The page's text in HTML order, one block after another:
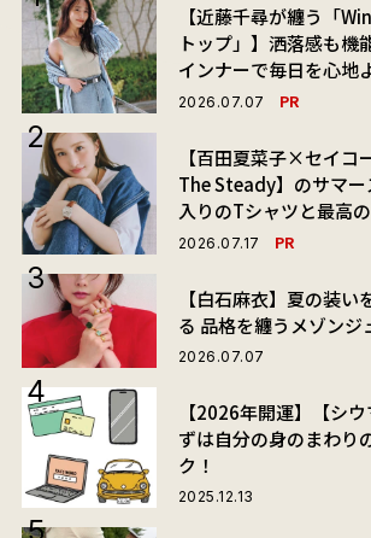
【近藤千尋が纏う「
トップ」】洒落感も機
インナーで毎日を心地
2026.07.07 PR
【百田夏菜子×セイコ
The Steady】のサマ
入りのTシャツと最高の
2026.07.17 PR
【白石麻衣】夏の装い
る 品格を纏うメゾンジ
2026.07.07
【2026年開運】【シ
ずは自分の身のまわり
ク！
2025.12.13